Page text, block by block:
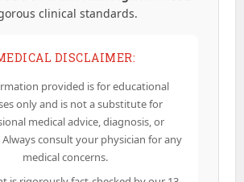
clinical standards.
DISCLAIMER:
provided is for educational
only and is not a substitute for
medical advice, diagnosis, or
consult your physician for any
medical concerns.